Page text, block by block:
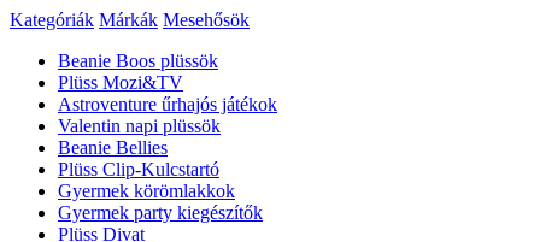
Kategóriák Márkák Mesehősök
Beanie Boos plüssök
Plüss Mozi&TV
Astroventure űrhajós játékok
Valentin napi plüssök
Beanie Bellies
Plüss Clip-Kulcstartó
Gyermek körömlakkok
Gyermek party kiegészítők
Plüss Divat